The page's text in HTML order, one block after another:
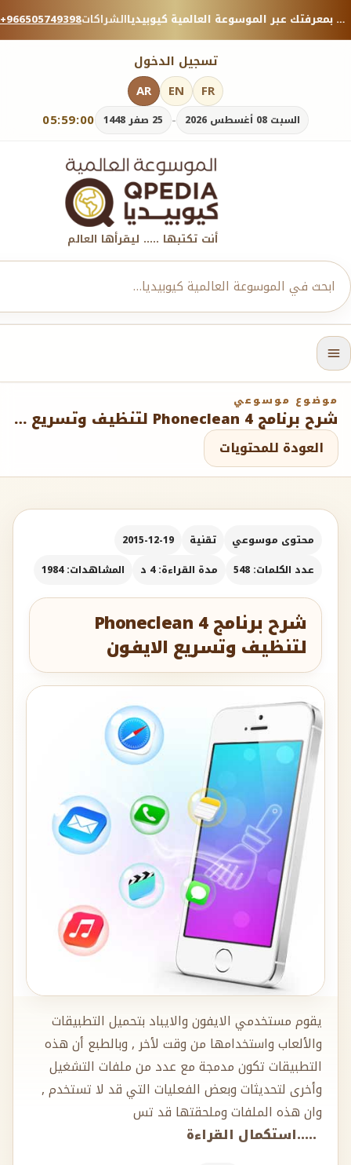
+966505749398الشراكات منصة معرفية موثوقة — شارك بمعرفتك عبر الموسوعة العالمية كيوبيديا.
تسجيل الدخول
05:59:02 السبت 08 أغسطس 2026 - 25 صفر 1448
AR EN FR
أنت تكتبها ..... ليقرأها العالم
موضوع موسوعي
شرح برنامج Phoneclean 4 لتنظيف وتسريع الايفون
العودة للمحتويات
محتوى موسوعي تقنية
2015-12-19
عدد الكلمات: 548
مدة القراءة: 4 د المشاهدات: 1984
شرح برنامج Phoneclean 4
لتنظيف وتسريع الايفون
يقوم مستخدمي الايفون والايباد بتحميل التطبيقات
والألعاب واستخدامها من وقت لأخر , وبالطبع أن هذه
التطبيقات تكون مدمجة مع عدد من ملفات التشغيل
وأخرى لتحديثات وبعض الفعليات التي قد لا تستخدم ,
وان هذه الملفات وملحقتها قد تس
.....استكمال القراءة